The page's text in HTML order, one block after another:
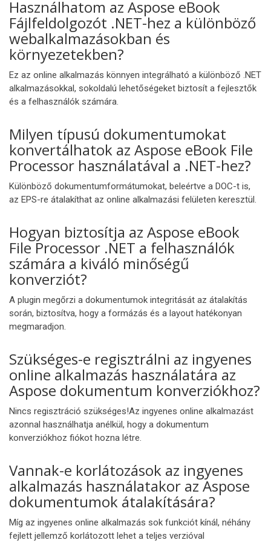
Használhatom az Aspose eBook
Fájlfeldolgozót .NET-hez a különböző
webalkalmazásokban és
környezetekben?
Ez az online alkalmazás könnyen integrálható a különböző .NET
alkalmazásokkal, sokoldalú lehetőségeket biztosít a fejlesztők
és a felhasználók számára.
Milyen típusú dokumentumokat
konvertálhatok az Aspose eBook File
Processor használatával a .NET-hez?
Különböző dokumentumformátumokat, beleértve a DOC-t is,
az EPS-re átalakíthat az online alkalmazási felületen keresztül.
Hogyan biztosítja az Aspose eBook
File Processor .NET a felhasználók
számára a kiváló minőségű
konverziót?
A plugin megőrzi a dokumentumok integritását az átalakítás
során, biztosítva, hogy a formázás és a layout hatékonyan
megmaradjon.
Szükséges-e regisztrálni az ingyenes
online alkalmazás használatára az
Aspose dokumentum konverziókhoz?
Nincs regisztráció szükséges!Az ingyenes online alkalmazást
azonnal használhatja anélkül, hogy a dokumentum
konverziókhoz fiókot hozna létre.
Vannak-e korlátozások az ingyenes
alkalmazás használatakor az Aspose
dokumentumok átalakítására?
Míg az ingyenes online alkalmazás sok funkciót kínál, néhány
fejlett jellemző korlátozott lehet a teljes verzióval